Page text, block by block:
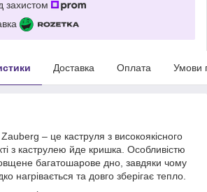
захистом
Доставка Оплата Умови
Zauberg – це каструля з високоякісного
з каструлею йде кришка. Особливістю
багатошарове дно, завдяки чому
нагрівається та довго зберігає тепло.